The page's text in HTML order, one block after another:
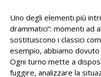
Uno degli elementi più
drammatici”: momenti ad
sostituiscono i classici
esempio, abbiamo
Ogni turno mette a
fuggire, analizzare la